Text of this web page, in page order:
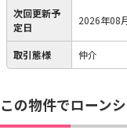
次回更新予
定日
2026年08
取引態様 仲介
この物件でローン